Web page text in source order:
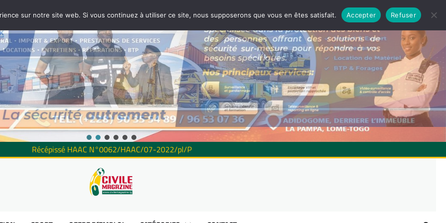
Récépissé HAAC N°0062/HAAC/07-2022/pl/P
sur notre site web. Si vous continuez à utiliser ce site, nous supposerons que vous en êtes satisfait. Accepter Refuser